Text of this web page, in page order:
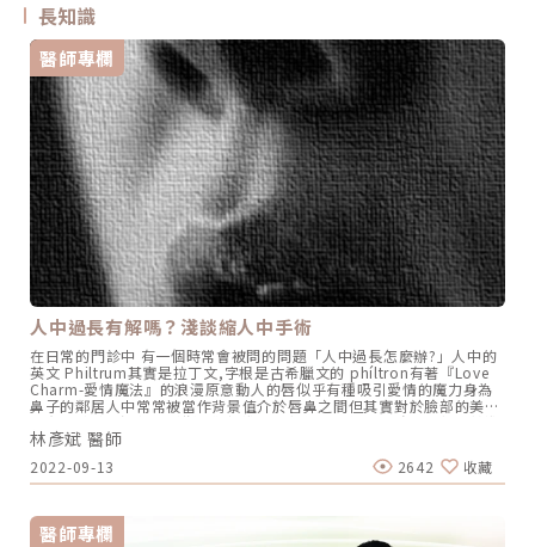
長知識
醫師專欄
人中過長有解嗎？淺談縮人中手術
在日常的門診中 有一個時常會被問的問題「人中過長怎麼辦?」人中的
英文 Philtrum其實是拉丁文,字根是古希臘文的 phíltron有著『Love
Charm-愛情魔法』的浪漫原意動人的唇似乎有種吸引愛情的魔力身為
鼻子的鄰居人中常常被當作背景值介於唇鼻之間但其實對於臉部的美觀
也有著默默但深刻的影響相對標準的比例如果是以中下臉的比例為基準
過長的人中會有粗曠、原始的感覺將近1:1的人中:下半臉如果是以上唇
為參考的比例過多的人中比例會有年老的感覺因此也是有一部分的人深
受其擾今天就來跟大家聊聊人中過長的治療吧其實人中的長度是動態的
隨著表情以及年紀的改變而改變治療方式也會因成因的不同而有所不同
鬆弛下垂3. 骨性暴牙4. 上唇過薄5. 過短的鼻子骨性的暴牙會因為牙齒
過多的外露要閉上嘴巴時有一個下抿的動作因而拉扯人中造成動態性的
林彥斌 醫師
2022-09-13 2642 收藏
醫師專欄